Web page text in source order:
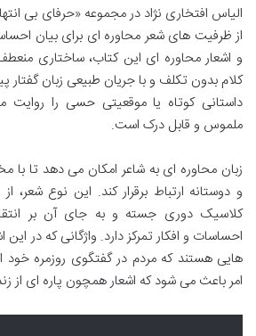
الیاس افتخاری نژاد در مجموعه «حرفای بی
از ظرفیت های شعر محاوره ای برای بیان
و اشعار محاوره ای این کتاب، ساختاری
کلام بدون تکلف و با جریان طبیعی زبان گفتار
داستانی کوتاه یا موقعیتی حسی را روایت
ملموس و قابل درک است.
زبان محاوره ای به شاعر امکان می دهد تا
و دوستانه ارتباط برقرار کند. این نوع شعر،
کلاسیک دوری جسته و به جای آن بر
احساسات و افکار تمرکز دارد. واژگانی که در این
هایی هستند که مردم در گفتگوی روزمره خود
امر باعث می شود که اشعار همچون پاره ای از